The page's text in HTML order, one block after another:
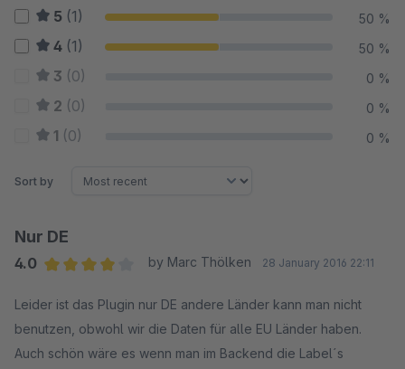
5 (1) 50 %
4 (1) 50 %
3 (0) 0 %
2 (0) 0 %
1 (0) 0 %
Sort by
Nur DE
4.0
by Marc Thölken 28 January 2016 22:11
Leider ist das Plugin nur DE andere Länder kann man nicht
benutzen, obwohl wir die Daten für alle EU Länder haben.
Auch schön wäre es wenn man im Backend die Label´s